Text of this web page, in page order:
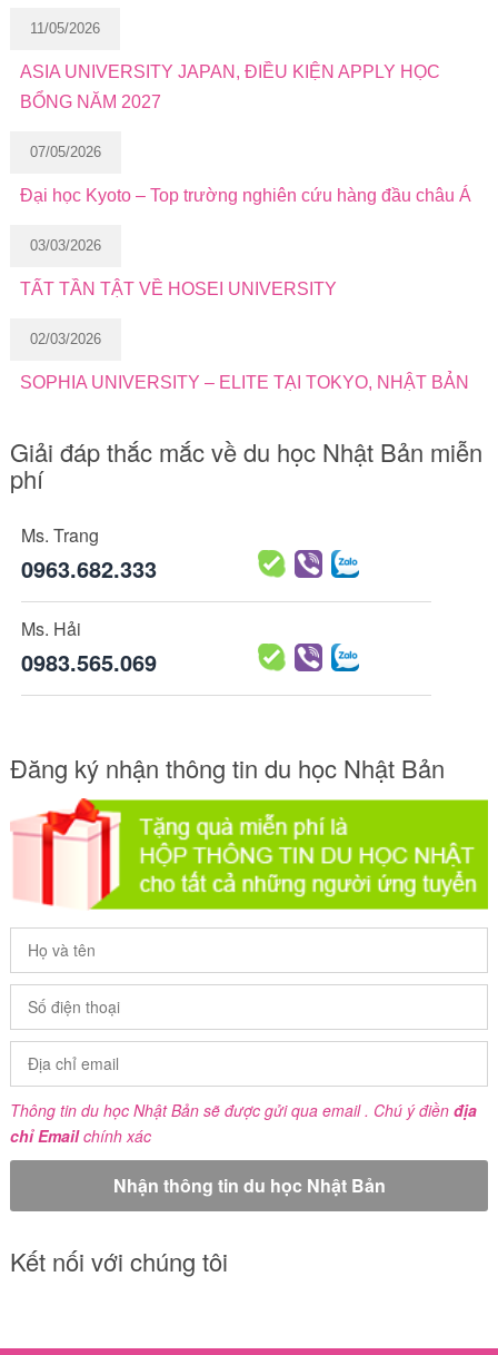
11/05/2026
ASIA UNIVERSITY JAPAN, ĐIỀU KIỆN APPLY HỌC
BỔNG NĂM 2027
07/05/2026
Đại học Kyoto – Top trường nghiên cứu hàng đầu châu Á
03/03/2026
TẤT TẦN TẬT VỀ HOSEI UNIVERSITY
02/03/2026
SOPHIA UNIVERSITY – ELITE TẠI TOKYO, NHẬT BẢN
Giải đáp thắc mắc về du học Nhật Bản miễn
phí
Ms. Trang
0963.682.333
Ms. Hải
0983.565.069
Đăng ký nhận thông tin du học Nhật Bản
Thông tin du học Nhật Bản sẽ được gửi qua email . Chú ý điền địa
chỉ Emailchính xác
Kết nối với chúng tôi